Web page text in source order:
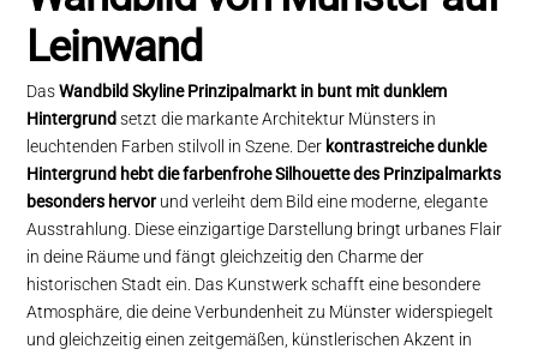
Leinwand
DasWandbild Skyline Prinzipalmarkt in bunt mit dunklem
Hintergrundsetzt die markante Architektur Münsters in
leuchtenden Farben stilvoll in Szene. Der kontrastreiche dunkle
Hintergrund hebt die farbenfrohe Silhouette des Prinzipalmarkts
besonders hervorund verleiht dem Bild eine moderne, elegante
Ausstrahlung. Diese einzigartige Darstellung bringt urbanes Flair
in deine Räume und fängt gleichzeitig den Charme der
historischen Stadt ein. Das Kunstwerk schafft eine besondere
Atmosphäre, die deine Verbundenheit zu Münster widerspiegelt
und gleichzeitig einen zeitgemäßen, künstlerischen Akzent in